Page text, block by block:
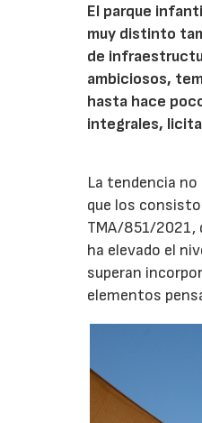
El parque
muy distinto
de
ambiciosos,
hasta hace
integrales,
La tendencia
que los
TMA/851/2021,
ha elevado el
superan
elementos